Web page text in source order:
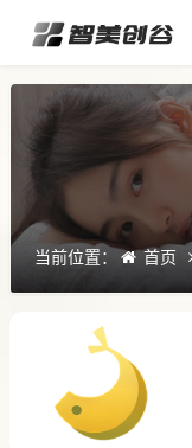
当前位置： 首页